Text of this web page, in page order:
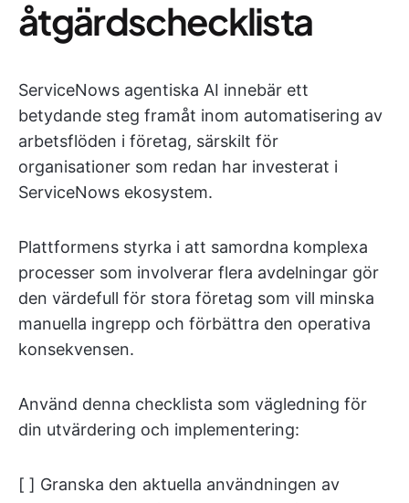
åtgärdschecklista
ServiceNows agentiska AI innebär ett
betydande steg framåt inom automatisering av
arbetsflöden i företag, särskilt för
organisationer som redan har investerat i
ServiceNows ekosystem.
Plattformens styrka i att samordna komplexa
processer som involverar flera avdelningar gör
den värdefull för stora företag som vill minska
manuella ingrepp och förbättra den operativa
konsekvensen.
Använd denna checklista som vägledning för
din utvärdering och implementering:
[ ] Granska den aktuella användningen av